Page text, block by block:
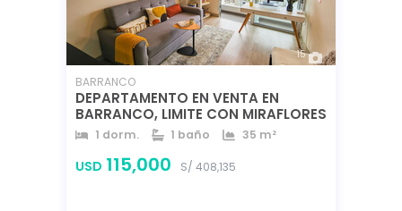
15
BARRANCO
DEPARTAMENTO EN VENTA EN
BARRANCO, LIMITE CON MIRAFLORES
1 dorm. 1 baño
35 m²
USD 115,000 S/ 408,135